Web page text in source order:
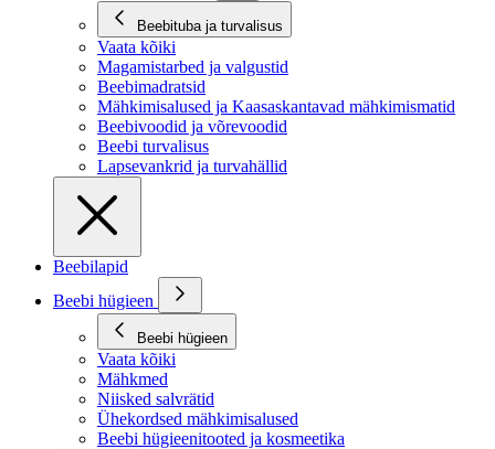
Beebituba ja turvalisus
Vaata kõiki
Magamistarbed ja valgustid
Beebimadratsid
Mähkimisalused ja Kaasaskantavad mähkimismatid
Beebivoodid ja võrevoodid
Beebi turvalisus
Lapsevankrid ja turvahällid
Beebilapid
Beebi hügieen
Beebi hügieen
Vaata kõiki
Mähkmed
Niisked salvrätid
Ühekordsed mähkimisalused
Beebi hügieenitooted ja kosmeetika